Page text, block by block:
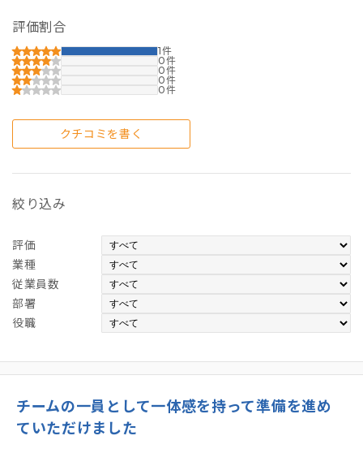
評価割合
1
0
0
0
0
クチコミを書く
絞り込み
評価
業種
従業員数
部署
役職
チームの一員として一体感を持って準備を進め
ていただけました